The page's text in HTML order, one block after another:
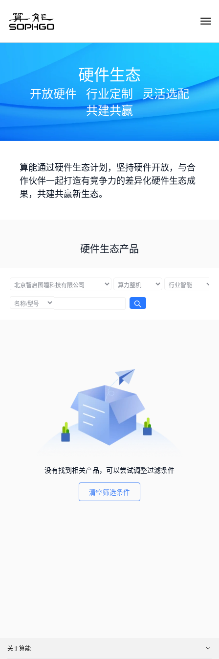
硬件生态
开放硬件 行业定制
灵活选配
共建共赢
算能通过硬件生态计划，坚持硬件开放，与合
作伙伴一起打造有竞争力的差异化硬件生态成
果，共建共赢新生态。
硬件生态产品
没有找到相关产品，可以尝试调整过滤条件
清空筛选条件
关于算能